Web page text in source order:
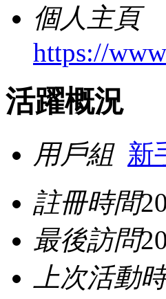
個人主頁
https://
活躍概況
用戶組 新
註冊時間
最後訪問
上次活動